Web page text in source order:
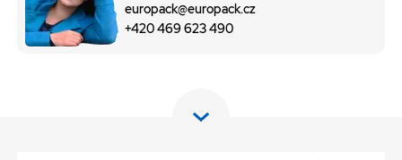
europack@europack.cz
+420 469 623 490